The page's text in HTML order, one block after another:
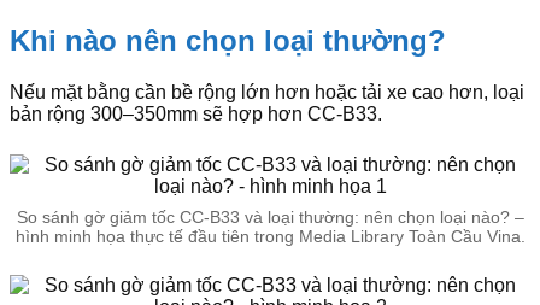
Khi nào nên chọn loại thường?
Nếu mặt bằng cần bề rộng lớn hơn hoặc tải xe cao hơn, loại
bản rộng 300–350mm sẽ hợp hơn CC-B33.
So sánh gờ giảm tốc CC-B33 và loại thường: nên chọn loại nào? –
hình minh họa thực tế đầu tiên trong Media Library Toàn Cầu Vina.